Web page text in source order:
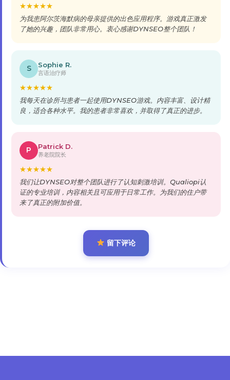
★★★★★
为我患阿尔茨海默病的母亲提供的出色应用程序。游戏真正激发
了她的兴趣，团队非常用心。衷心感谢DYNSEO整个团队！
S Sophie R.
言语治疗师
★★★★★
我每天在诊所与患者一起使用DYNSEO游戏。内容丰富、设计精
良，适合各种水平。我的患者非常喜欢，并取得了真正的进步。
P Patrick D.
养老院院长
★★★★★
我们让DYNSEO对整个团队进行了认知刺激培训。Qualiopi认
证的专业培训，内容相关且可应用于日常工作。为我们的住户带
来了真正的附加价值。
留下评论